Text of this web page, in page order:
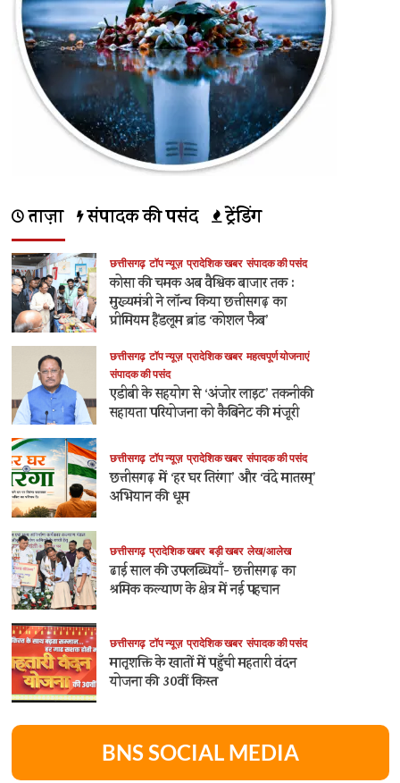
कैबिनेट
की
बैठक
महत्वपूर्ण
निर्णय
लिए
में
ताज़ा संपादक की पसंद ट्रेंडिंग
छत्तीसगढ़ टॉप न्यूज़ प्रादेशिक खबर संपादक की पसंद
कोसा की चमक अब वैश्विक बाजार तक :
मुख्यमंत्री ने लॉन्च किया छत्तीसगढ़ का
प्रीमियम हैंडलूम ब्रांड ‘कोशल फैब’
छत्तीसगढ़ टॉप न्यूज़ प्रादेशिक खबर महत्वपूर्ण योजनाएं
संपादक की पसंद
एडीबी के सहयोग से ‘अंजोर लाइट’ तकनीकी
सहायता परियोजना को कैबिनेट की मंजूरी
छत्तीसगढ़ टॉप न्यूज़ प्रादेशिक खबर संपादक की पसंद
छत्तीसगढ़ में ‘हर घर तिरंगा’ और ‘वंदे मातरम्’
अभियान की धूम
छत्तीसगढ़ प्रादेशिक खबर बड़ी खबर लेख/आलेख
ढाई साल की उपलब्धियाँ- छत्तीसगढ़ का
श्रमिक कल्याण के क्षेत्र में नई पहचान
छत्तीसगढ़ टॉप न्यूज़ प्रादेशिक खबर संपादक की पसंद
मातृशक्ति के खातों में पहुँची महतारी वंदन
योजना की 30वीं किस्त
BNS SOCIAL MEDIA